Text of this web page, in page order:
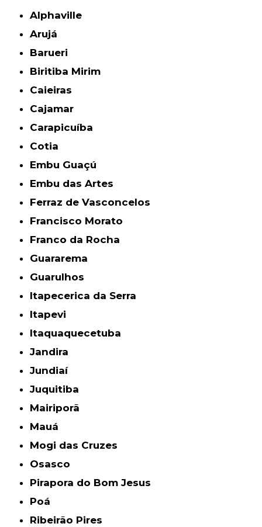
Alphaville
Arujá
Barueri
Biritiba Mirim
Caieiras
Cajamar
Carapicuíba
Cotia
Embu Guaçú
Embu das Artes
Ferraz de Vasconcelos
Francisco Morato
Franco da Rocha
Guararema
Guarulhos
Itapecerica da Serra
Itapevi
Itaquaquecetuba
Jandira
Jundiaí
Juquitiba
Mairiporã
Mauá
Mogi das Cruzes
Osasco
Pirapora do Bom Jesus
Poá
Ribeirão Pires